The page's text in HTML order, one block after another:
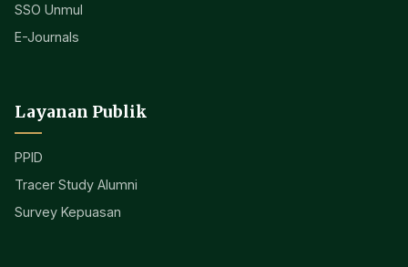
SSO Unmul
E-Journals
Layanan Publik
PPID
Tracer Study Alumni
Survey Kepuasan